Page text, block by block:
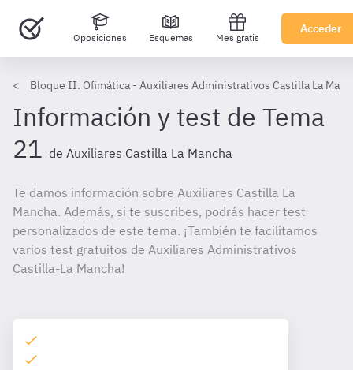
Oposiciones Esquemas Mes gratis
Acceder
Bloque II. Ofimática - Auxiliares Administrativos Castilla La
Información y test de Tema
21 de Auxiliares Castilla La Mancha
Te damos información sobre Auxiliares Castilla La
Mancha. Además, si te suscribes, podrás hacer test
personalizados de este tema. ¡También te facilitamos
varios test gratuitos de Auxiliares Administrativos
Castilla-La Mancha!